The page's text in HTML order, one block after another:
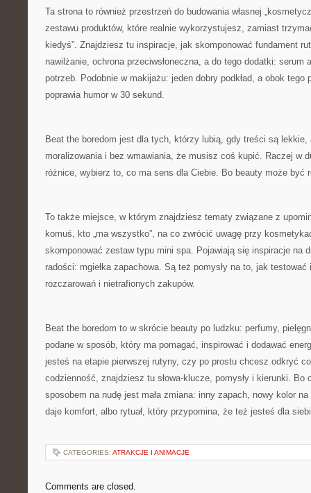
Ta strona to również przestrzeń do budowania własnej
zestawu produktów, które realnie wykorzystujesz, zamiast
kiedyś”. Znajdziesz tu inspiracje, jak skomponować fundament
nawilżanie, ochrona przeciwsłoneczna, a do tego dodatki: serum
potrzeb. Podobnie w makijażu: jeden dobry podkład, a obok tego
poprawia humor w 30 sekund.
Beat the boredom jest dla tych, którzy lubią, gdy treści są lekkie,
moralizowania i bez wmawiania, że musisz coś kupić. Raczej w
różnice, wybierz to, co ma sens dla Ciebie. Bo beauty może być
To także miejsce, w którym znajdziesz tematy związane z
komuś, kto „ma wszystko”, na co zwrócić uwagę przy
skomponować zestaw typu mini spa. Pojawiają się inspiracje na
radości: mgiełka zapachowa. Są też pomysły na to, jak
rozczarowań i nietrafionych zakupów.
Beat the boredom to w skrócie beauty po ludzku: perfumy,
podane w sposób, który ma pomagać, inspirować i dodawać
jesteś na etapie pierwszej rutyny, czy po prostu chcesz odkryć
codzienność, znajdziesz tu słowa-klucze, pomysły i kierunki. Bo
sposobem na nudę jest mała zmiana: inny zapach, nowy kolor
daje komfort, albo rytuał, który przypomina, że też jesteś dla
CATEGORIES: ATRAKCJE I ANIMACJE
Comments are closed.